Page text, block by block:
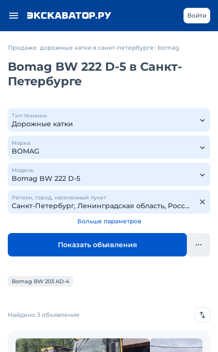
Войти
Продажа дорожные катки в санкт-петербурге bomag
Bomag BW 222 D-5 в Санкт-
Петербурге
Тип техники
Марка
Модель
Регион, город, населенный пункт
Больше параметров
Показать объявления
Bomag BW 203 AD-4
Найдено 3 объявления